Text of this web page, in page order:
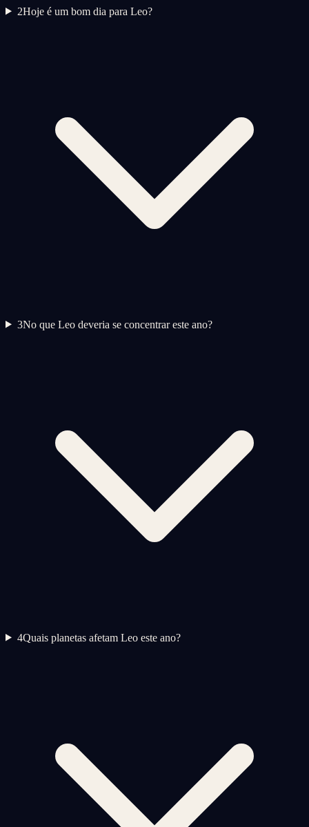
2Hoje é um bom dia para Leo?
3No que Leo deveria se concentrar este ano?
4Quais planetas afetam Leo este ano?